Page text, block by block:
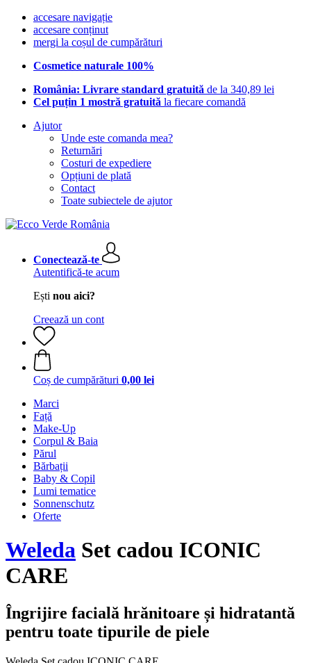
accesare navigație
accesare conținut
mergi la coșul de cumpărături
Cosmetice naturale 100%
România: Livrare standard gratuită de la 340,89 lei
Cel puțin 1 mostră gratuită la fiecare comandă
Ajutor
Unde este comanda mea?
Returnări
Costuri de expediere
Opțiuni de plată
Contact
Toate subiectele de ajutor
Conectează-te
Autentifică-te acum
Ești nou aici?
Creează un cont
Coș de cumpărături 0,00 lei
Marci
Față
Make-Up
Corpul & Baia
Părul
Bărbații
Baby & Copil
Lumi tematice
Sonnenschutz
Oferte
Weleda Set cadou ICONIC
CARE
Îngrijire facială hrănitoare și hidratantă
pentru toate tipurile de piele